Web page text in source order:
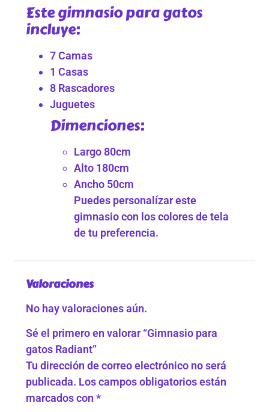
Este gimnasio para gatos
incluye:
7 Camas
1 Casas
8 Rascadores
Juguetes
Dimenciones:
Largo 80cm
Alto 180cm
Ancho 50cm
Puedes personalízar este
gimnasio con los colores de tela
de tu preferencia.
Valoraciones
No hay valoraciones aún.
Sé el primero en valorar “Gimnasio para
gatos Radiant”
Tu dirección de correo electrónico no será
publicada. Los campos obligatorios están
marcados con*